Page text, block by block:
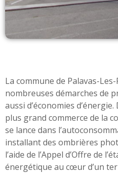
La commune de Palavas-
nombreuses démarches de
aussi d’économies
plus grand commerce de la
se lance dans
installant des ombrières
l’aide de l’Appel d’Offre de
énergétique au cœur d’un